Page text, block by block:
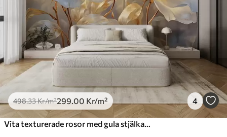
498.33Kr/m²299 .00 Kr/m² 4